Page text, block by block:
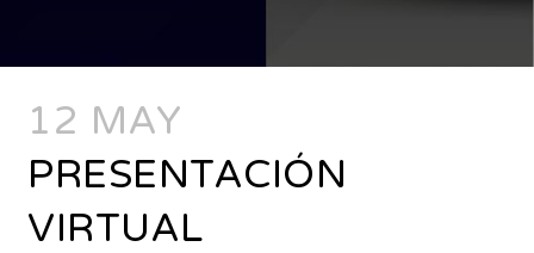
12 MAY
PRESENTACIÓN
VIRTUAL